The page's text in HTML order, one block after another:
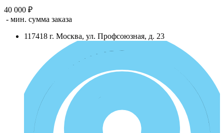
40 000 ₽
- мин. сумма заказа
117418 г. Москва, ул. Профсоюзная, д. 23